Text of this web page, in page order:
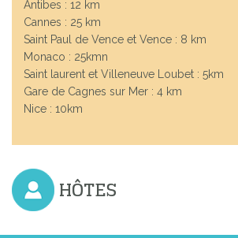
Antibes : 12 km
Cannes : 25 km
Saint Paul de Vence et Vence : 8 km
Monaco : 25kmn
Saint laurent et Villeneuve Loubet : 5km
Gare de Cagnes sur Mer : 4 km
Nice : 10km
HÔTES